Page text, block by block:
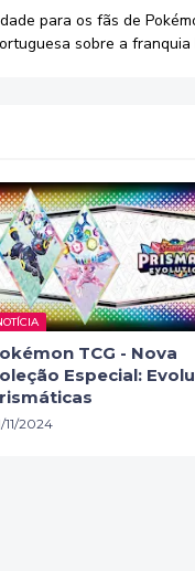
para os fãs de
sobre a franquia
TCG - Nova
Especial:
11/2024